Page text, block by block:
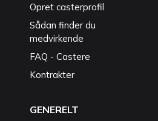
Opret casterprofil
Sådan finder du
medvirkende
FAQ - Castere
Kontrakter
GENERELT